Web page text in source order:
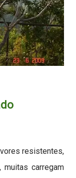
resistentes,
muitas carregam